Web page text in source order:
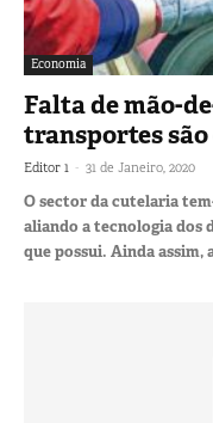
Economia
Falta de mão-
transportes
Editor 1 - 31 de Janeiro, 2020
O sector da cutelaria
aliando a tecnologia dos
que possui. Ainda assim,